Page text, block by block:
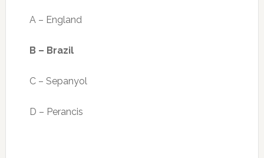
A – England
B – Brazil
C – Sepanyol
D – Perancis